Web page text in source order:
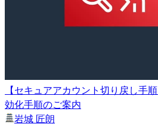
【セキュアアカウント切り戻し手
効化手順のご案内
岩城 匠朗